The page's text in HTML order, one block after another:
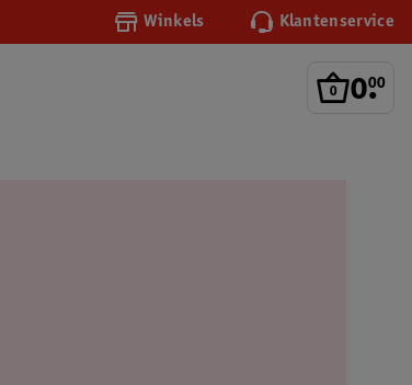
Winkels Klantenservice
0.
00